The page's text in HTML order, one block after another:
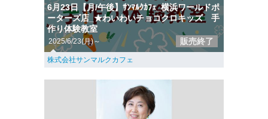
6月23日【月/午後】ｻﾝﾏﾙｸｶﾌｪ_横浜ワールドポ
ーターズ店_★わいわいチョコクロキッズ 手
作り体験教室
2025/6/23(月)～ 販売終了
株式会社サンマルクカフェ